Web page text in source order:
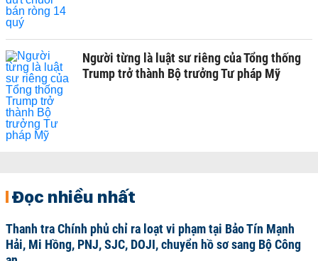
Người từng là luật sư riêng của Tổng thống
Trump trở thành Bộ trưởng Tư pháp Mỹ
Đọc nhiều nhất
Thanh tra Chính phủ chỉ ra loạt vi phạm tại Bảo Tín Mạnh
Hải, Mi Hồng, PNJ, SJC, DOJI, chuyển hồ sơ sang Bộ Công